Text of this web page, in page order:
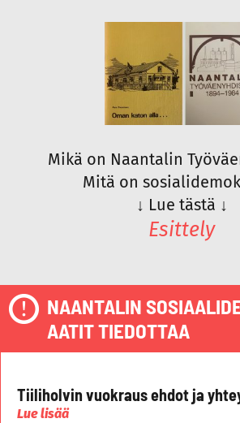
Mikä on Naantalin
Mitä on
↓ Lue tästä ↓
Esittely
NAANTALIN
AATIT TIEDOTTAA
Tiiliholvin vuokraus ehdot ja
Lue lisää